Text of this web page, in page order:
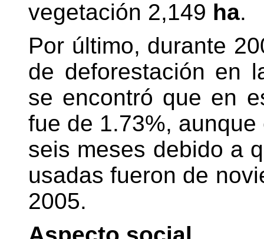
vegetación 2,149 ha.
Por último, durante
de deforestación en
se encontró que en
fue de 1.73%,
seis meses debido a
usadas fueron de
2005.